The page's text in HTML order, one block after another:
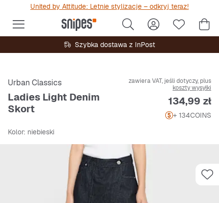
United by Attitude: Letnie stylizacje – odkryj teraz!
Szybka dostawa z InPost
Urban Classics
Ladies Light Denim
Skort
zawiera VAT, jeśli dotyczy, plus
koszty wysyłki
Cena
134,99 zł
+ 134COINS
Kolor: niebieski